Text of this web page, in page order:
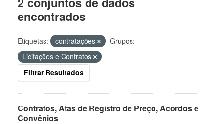
encontrados
Etiquetas: contratações
Grupos:
Licitações e Contratos
Filtrar Resultados
Contratos, Atas de Registro de Preço, Acordos e
Convênios